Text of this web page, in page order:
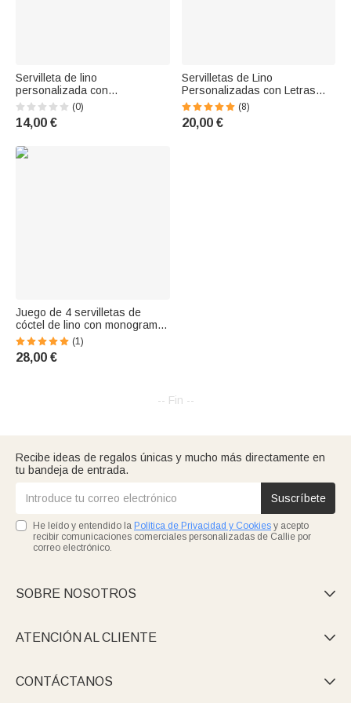
Servilleta de lino
personalizada con
monograma e inicial bordada
regalo de boda o del Día de la
Madre para ella
(0)
14,00 €
Servilletas de Lino
Personalizadas con Letras
Florales Bordadas Regalo
para Fiesta de Boda Arreglo
(8)
20,00 €
Juego de 4 servilletas de
cóctel de lino con monograma
personalizado
(1)
28,00 €
-- Fin --
Recibe ideas de regalos únicas y mucho más directamente en
tu bandeja de entrada.
Suscríbete
He leído y entendido la Política de Privacidad y Cookies y acepto
recibir comunicaciones comerciales personalizadas de Callie por
correo electrónico.
SOBRE NOSOTROS 
ATENCIÓN AL CLIENTE 
CONTÁCTANOS 